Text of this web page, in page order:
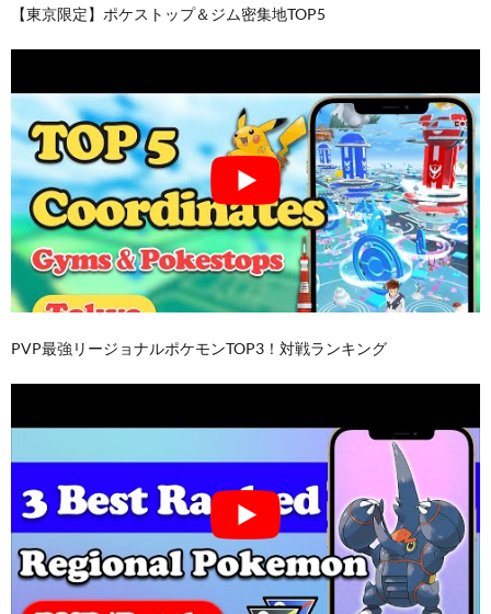
【東京限定】ポケストップ＆ジム密集地TOP5
PVP最強リージョナルポケモンTOP3！対戦ランキング